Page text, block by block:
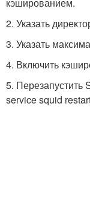
2. Указать
3. Указать
4. Включить
5.
service squid